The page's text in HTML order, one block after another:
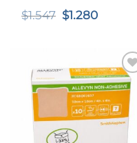
$1.547 El
$1.280El
$1.280.